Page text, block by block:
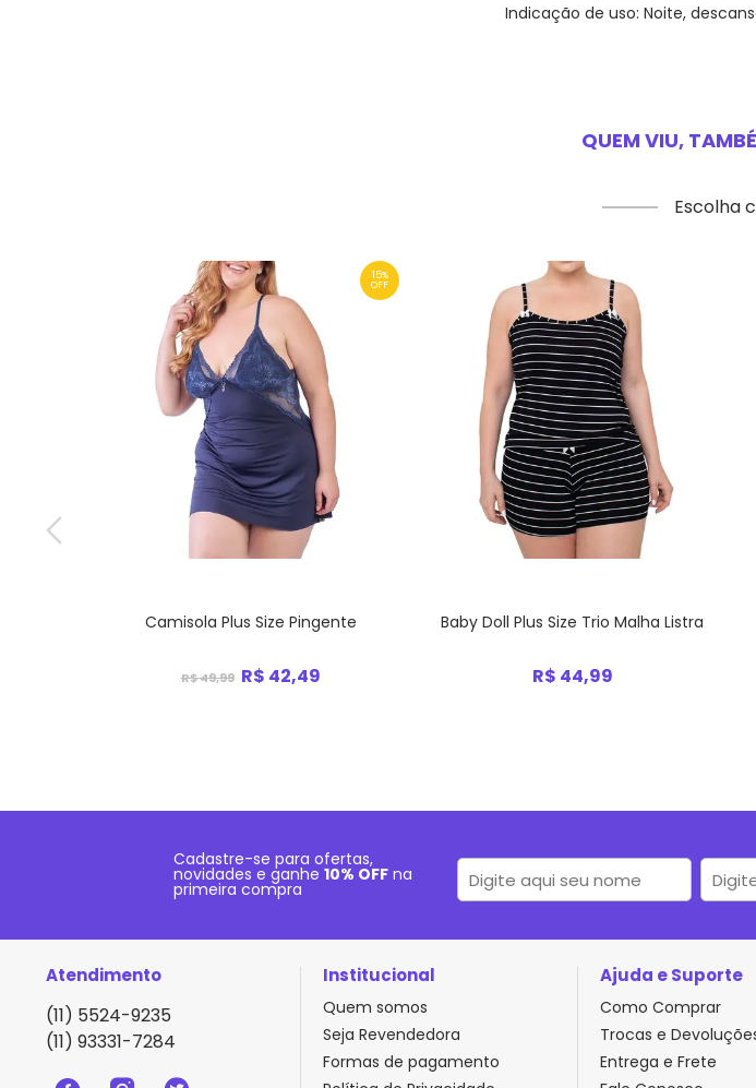
Indicação de uso: Noite,
QUEM VIU,
Escolha
15%
OFF
Camisola Plus Size Pingente
R$ 49,99 R$ 42,49
Baby Doll Plus Size Trio Malha Listra
R$ 44,99
Cadastre-se para ofertas,
novidades e ganhe 10% OFF na
primeira compra
Atendimento
(11) 5524-9235
(11) 93331-7284
Institucional
Quem somos
Seja Revendedora
Formas de pagamento
Ajuda e Suporte
Como Comprar
Trocas e
Entrega e Frete